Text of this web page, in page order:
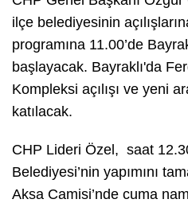
ilçe belediyesinin
programına 11.00’de
başlayacak. Bayraklı'da
Kompleksi açılışı ve yeni
katılacak.
CHP Lideri Özel, saat
Belediyesi’nin yapımını
Aksa Camisi’nde cuma